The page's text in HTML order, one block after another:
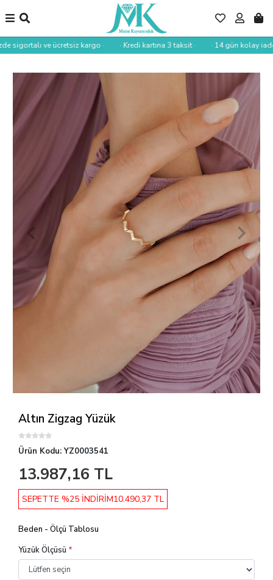
sigortalı ve ücretsiz kargo · · Kredi kartına 3 taksit · · 14 gün kolay iade ·
Altın Zigzag Yüzük
Ürün Kodu:YZ0003541
13.987,16 TL
SEPETTE %25 İNDİRİM10.490,37 TL
Beden - Ölçü Tablosu
Yüzük Ölçüsü *